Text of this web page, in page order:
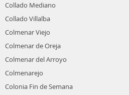
Collado Mediano
Collado Villalba
Colmenar Viejo
Colmenar de Oreja
Colmenar del Arroyo
Colmenarejo
Colonia Fin de Semana